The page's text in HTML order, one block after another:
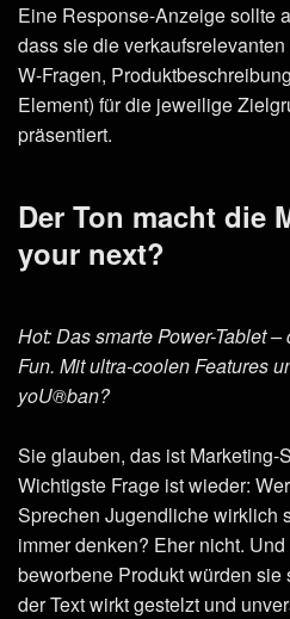
Eine Response-Anzeige sollte
dass sie die
W-Fragen,
Element) für die jeweilige
präsentiert.
Der Ton macht die
your next?
Hot: Das smarte Power-Tablet
Fun. Mit ultra-coolen Features
yoU®ban?
Sie glauben, das ist Marketing-
Wichtigste Frage ist wieder:
Sprechen Jugendliche wirklich
immer denken? Eher nicht.
beworbene Produkt würden sie
der Text wirkt gestelzt und